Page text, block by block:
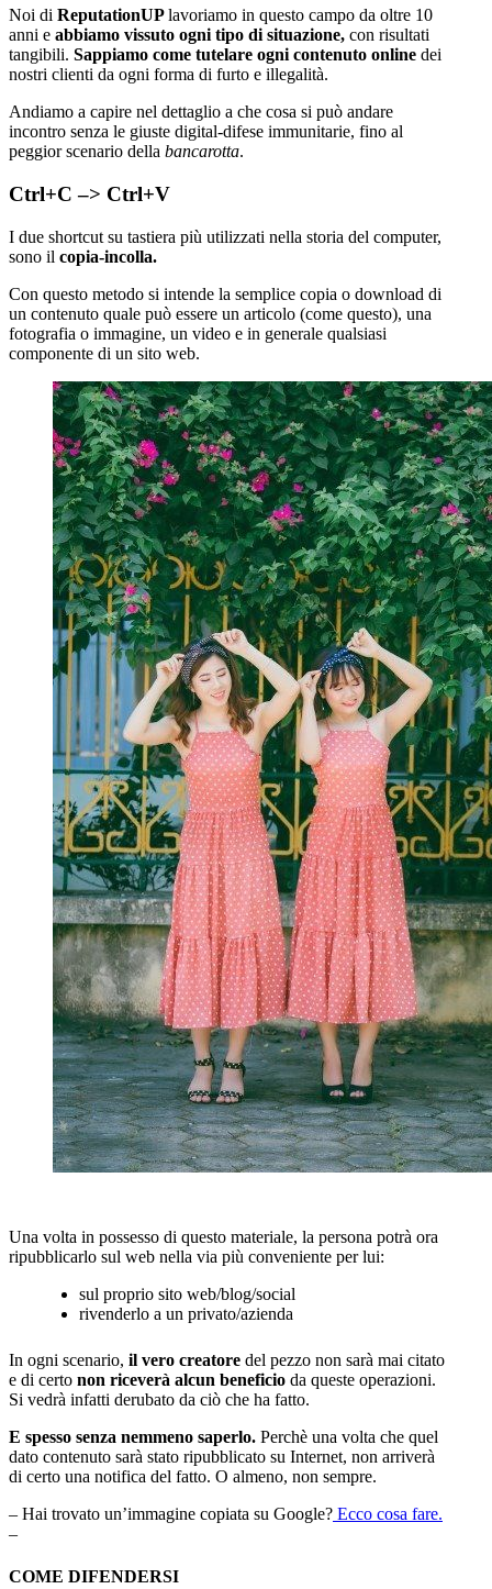
Noi di ReputationUPlavoriamo in questo campo da oltre 10
anni e abbiamo vissuto ogni tipo di situazione, con risultati
tangibili. Sappiamo come tutelare ogni contenuto online dei
nostri clienti da ogni forma di furto e illegalità.
Andiamo a capire nel dettaglio a che cosa si può andare
incontro senza le giuste digital-difese immunitarie, fino al
peggior scenario della bancarotta.
Ctrl+C –> Ctrl+V
I due shortcut su tastiera più utilizzati nella storia del computer,
sono il copia-incolla.
Con questo metodo si intende la semplice copia o download di
un contenuto quale può essere un articolo (come questo), una
fotografia o immagine, un video e in generale qualsiasi
componente di un sito web.
Una volta in possesso di questo materiale, la persona potrà ora
ripubblicarlo sul web nella via più conveniente per lui:
sul proprio sito web/blog/social
rivenderlo a un privato/azienda
In ogni scenario, il vero creatore del pezzo non sarà mai citato
e di certo non riceverà alcun beneficio da queste operazioni.
Si vedrà infatti derubato da ciò che ha fatto.
E spesso senza nemmeno saperlo. Perchè una volta che quel
dato contenuto sarà stato ripubblicato su Internet, non arriverà
di certo una notifica del fatto. O almeno, non sempre.
– Hai trovato un’immagine copiata su Google? Ecco cosa fare.
–
COME DIFENDERSI